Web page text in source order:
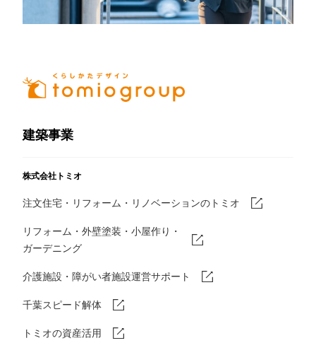
建築事業
株式会社トミオ
注文住宅・リフォーム・リノベーションのトミオ
リフォーム・外壁塗装・小屋作り・
ガーデニング
介護施設・障がい者施設運営サポート
千葉スピード解体
トミオの資産活用